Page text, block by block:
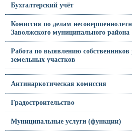
Бухгалтерский учёт
Комиссия по делам
Заволжского муниципального района
Работа по выявлению собственников
земельных участков
Антинаркотическая комиссия
Градостроительство
Муниципальные услуги (функции)